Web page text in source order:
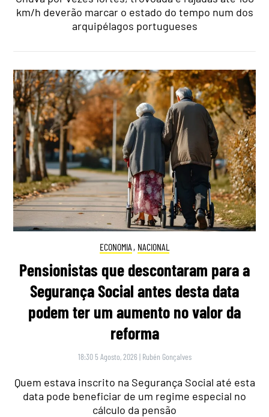
km/h deverão marcar o estado do tempo num dos
arquipélagos portugueses
ECONOMIA , NACIONAL
Pensionistas que descontaram para a
Segurança Social antes desta data
podem ter um aumento no valor da
reforma
18:30 5 Agosto, 2026 | Rubén Gonçalves
Quem estava inscrito na Segurança Social até esta
data pode beneficiar de um regime especial no
cálculo da pensão